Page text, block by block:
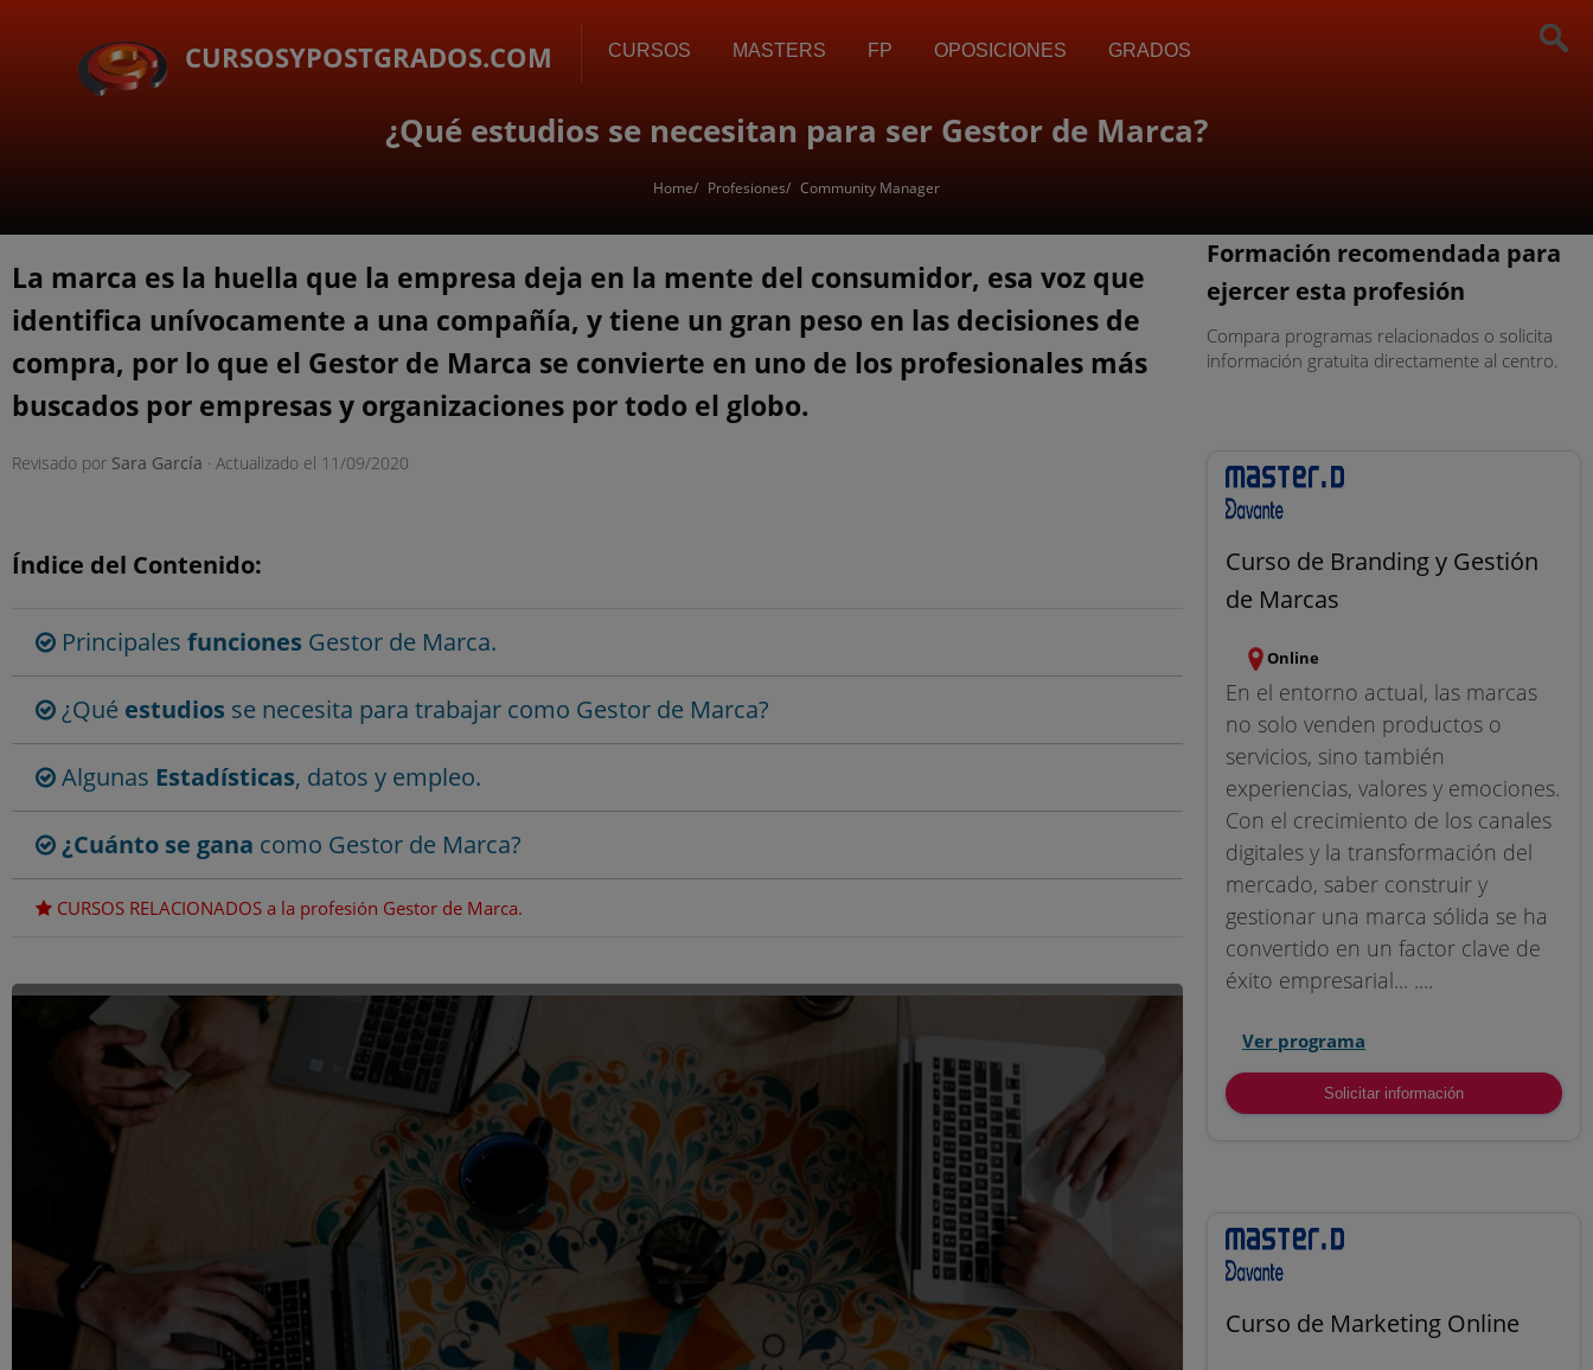
CURSOSYPOSTGRADOS.COM CURSOS MASTERS FP OPOSICIONES GRADOS
¿Qué estudios se necesitan para ser Gestor de Marca?
Home Profesiones Community Manager
La marca es la huella que la empresa deja en la mente del consumidor, esa voz que
identifica unívocamente a una compañía, y tiene un gran peso en las decisiones de
compra, por lo que el Gestor de Marca se convierte en uno de los profesionales más
buscados por empresas y organizaciones por todo el globo.
Revisado por Sara García · Actualizado el 11/09/2020
Índice del Contenido:
Principales funciones Gestor de Marca.
¿Qué estudios se necesita para trabajar como Gestor de Marca?
Algunas Estadísticas, datos y empleo.
¿Cuánto se gana como Gestor de Marca?
CURSOS RELACIONADOS a la profesión Gestor de Marca.
Formación recomendada para
ejercer esta profesión
Compara programas relacionados o solicita
información gratuita directamente al centro.
Curso de Branding y Gestión
de Marcas
Online
En el entorno actual, las marcas
no solo venden productos o
servicios, sino también
experiencias, valores y emociones.
Con el crecimiento de los canales
digitales y la transformación del
mercado, saber construir y
gestionar una marca sólida se ha
convertido en un factor clave de
éxito empresarial... ....
Ver programa
Solicitar información
Curso de Marketing Online